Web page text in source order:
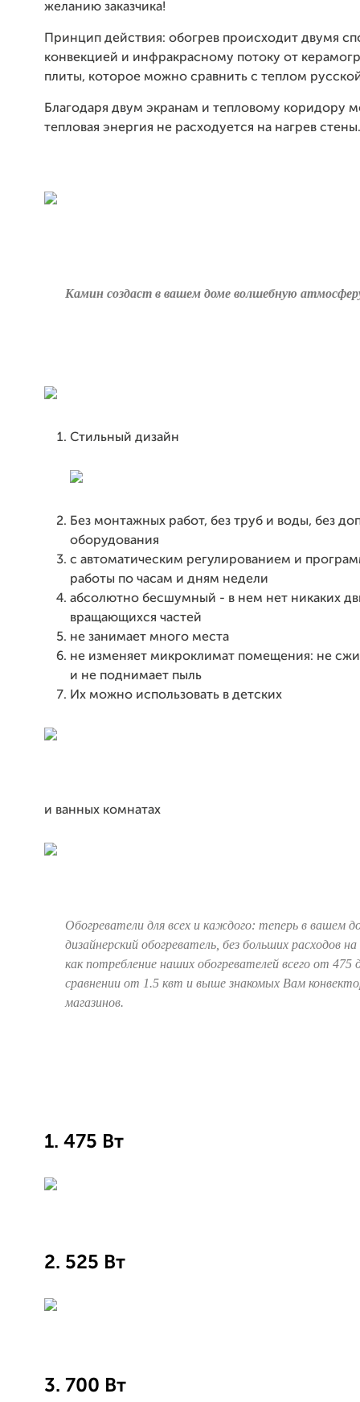
желанию заказчика!
Принцип действия: обогрев происходит двумя
конвекцией и инфракрасному потоку от
плиты, которое можно сравнить с теплом
Благодаря двум экранам и тепловому коридору
тепловая энергия не расходуется на нагрев стены.
Камин создаст в вашем доме волшебную
Стильный дизайн
Без монтажных работ, без труб и воды, без
оборудования
с автоматическим регулированием и
работы по часам и дням недели
абсолютно бесшумный - в нем нет никаких
вращающихся частей
не занимает много места
не изменяет микроклимат помещения: не
и не поднимает пыль
Их можно использовать в детских
и ванных комнатах
Обогреватели для всех и каждого: теперь в вашем
дизайнерский обогреватель, без больших расходов
как потребление наших обогревателей всего от 475
сравнении от 1.5 квт и выше знакомых Вам
магазинов.
1. 475 Вт
2. 525 Вт
3. 700 Вт